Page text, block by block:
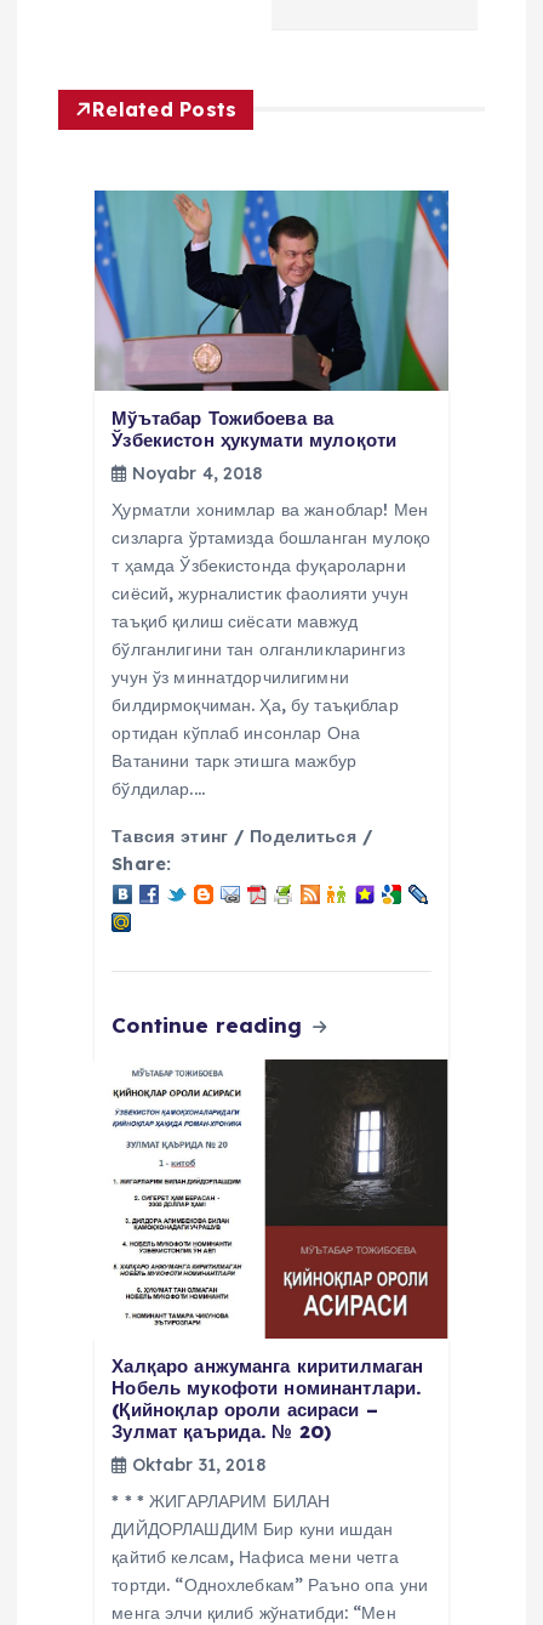
y
u
Related Posts
Мўътабар Тожибоева ва
Ўзбекистон ҳукумати мулоқоти
Noyabr 4, 2018
Ҳурматли хонимлар ва жаноблар! Мен
сизларга ўртамизда бошланган мулоқо
т ҳамда Ўзбекистонда фуқароларни
сиёсий, журналистик фаолияти учун
таъқиб қилиш сиёсати мавжуд
бўлганлигини тан олганликларингиз
учун ўз миннатдорчилигимни
билдирмоқчиман. Ҳа, бу таъқиблар
ортидан кўплаб инсонлар Она
Ватанини тарк этишга мажбур
бўлдилар.…
Тавсия этинг / Поделиться /
Share:
Continue reading
Халқаро анжуманга киритилмаган
Нобель мукофоти номинантлари.
(Қийноқлар ороли асираси –
Зулмат қаърида. № 20)
Oktabr 31, 2018
* * * ЖИГАРЛАРИМ БИЛАН
ДИЙДОРЛАШДИМ Бир куни ишдан
қайтиб келсам, Нафиса мени четга
тортди. “Однохлебкам” Раъно опа уни
менга элчи қилиб жўнатибди: “Мен